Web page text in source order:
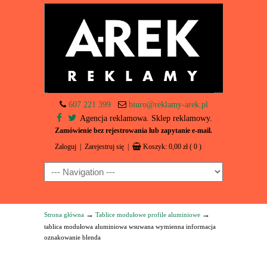
607 221 399
biuro@reklamy-arek.pl
Agencja reklamowa. Sklep reklamowy.
Zamówienie bez rejestrowania lub zapytanie e-mail.
Zaloguj Zarejestruj się Koszyk: 0,00 zł ( 0 )
Navigation
Strona główna → Tablice modułowe profile aluminiowe →
tablica modułowa aluminiowa wsuwana wymienna informacja
oznakowanie blenda